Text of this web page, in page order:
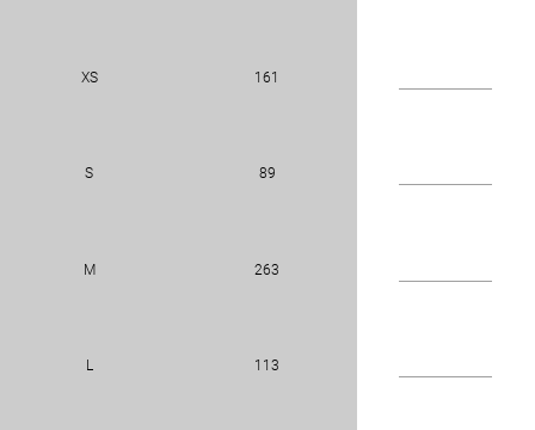
XS 161
S 89
M 263
L 113